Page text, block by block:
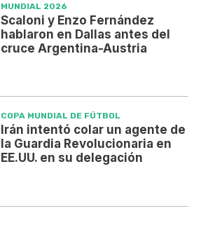
MUNDIAL 2026
Scaloni y Enzo Fernández
hablaron en Dallas antes del
cruce Argentina-Austria
COPA MUNDIAL DE FÚTBOL
Irán intentó colar un agente de
la Guardia Revolucionaria en
EE.UU. en su delegación